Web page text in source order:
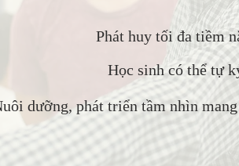
Phát huy tối đa tiềm
Học sinh có thể tự
dưỡng, phát triển tầm nhìn